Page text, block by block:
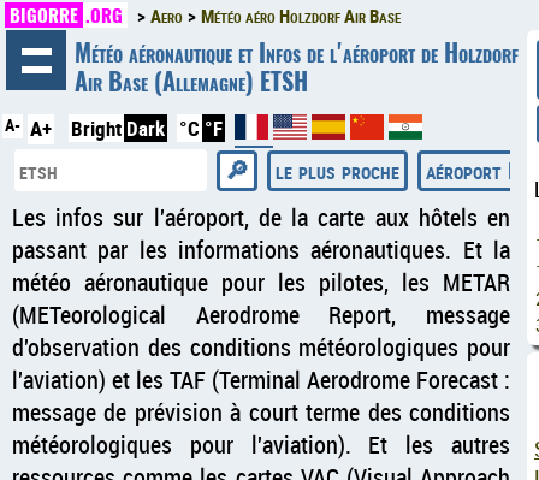
BIGORRE .ORG Aero Météo aéro Holzdorf Air Base
Météo aéronautique et Infos de l'aéroport de Holzdorf
Air Base (Allemagne) ETSH
A- A+ Bright Dark °C °F
le plus proche
aéroport
Les infos sur l'aéroport, de la carte aux hôtels en
passant par les informations aéronautiques. Et la
météo aéronautique pour les pilotes, les METAR
(METeorological Aerodrome Report, message
d'observation des conditions météorologiques pour
l'aviation) et les TAF (Terminal Aerodrome Forecast :
message de prévision à court terme des conditions
météorologiques pour l'aviation). Et les autres